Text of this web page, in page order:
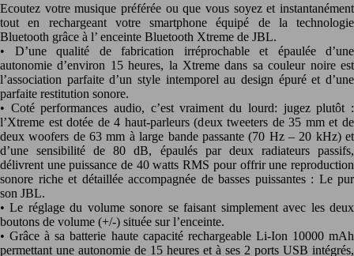
Ecoutez votre musique préférée ou que vous soyez et instantanément
tout en rechargeant votre smartphone équipé de la technologie
Bluetooth grâce à l’ enceinte Bluetooth Xtreme de JBL.
• D’une qualité de fabrication irréprochable et épaulée d’une
autonomie d’environ 15 heures, la Xtreme dans sa couleur noire est
l’association parfaite d’un style intemporel au design épuré et d’une
parfaite restitution sonore.
• Coté performances audio, c’est vraiment du lourd: jugez plutôt :
l’Xtreme est dotée de 4 haut-parleurs (deux tweeters de 35 mm et de
deux woofers de 63 mm à large bande passante (70 Hz – 20 kHz) et
d’une sensibilité de 80 dB, épaulés par deux radiateurs passifs,
délivrent une puissance de 40 watts RMS pour offrir une reproduction
sonore riche et détaillée accompagnée de basses puissantes : Le pur
son JBL.
• Le réglage du volume sonore se faisant simplement avec les deux
boutons de volume (+/-) située sur l’enceinte.
• Grâce à sa batterie haute capacité rechargeable Li-Ion 10000 mAh
permettant une autonomie de 15 heures et à ses 2 ports USB intégrés,